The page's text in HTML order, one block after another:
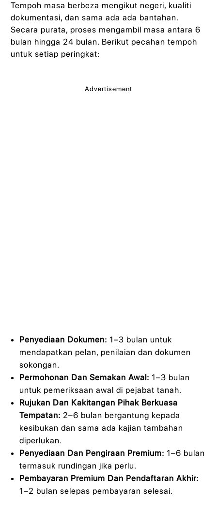
Tempoh masa berbeza mengikut negeri, kualiti
dokumentasi, dan sama ada ada bantahan.
Secara purata, proses mengambil masa antara 6
bulan hingga 24 bulan. Berikut pecahan tempoh
untuk setiap peringkat:
Advertisement
Penyediaan Dokumen: 1–3 bulan untuk
mendapatkan pelan, penilaian dan dokumen
sokongan.
Permohonan Dan Semakan Awal: 1–3 bulan
untuk pemeriksaan awal di pejabat tanah.
Rujukan Dan Kakitangan Pihak Berkuasa
Tempatan: 2–6 bulan bergantung kepada
kesibukan dan sama ada kajian tambahan
diperlukan.
Penyediaan Dan Pengiraan Premium: 1–6 bulan
termasuk rundingan jika perlu.
Pembayaran Premium Dan Pendaftaran Akhir:
1–2 bulan selepas pembayaran selesai.